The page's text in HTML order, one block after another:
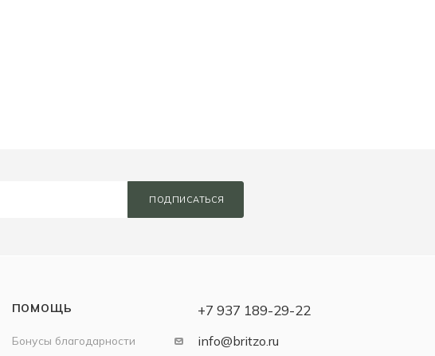
ПОДПИСАТЬСЯ
ПОМОЩЬ
Бонусы благодарности
+7 937 189-29-22
info@britzo.ru